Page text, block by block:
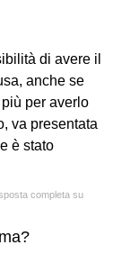
di avere il
anche se
per averlo
va presentata
è stato
completa su